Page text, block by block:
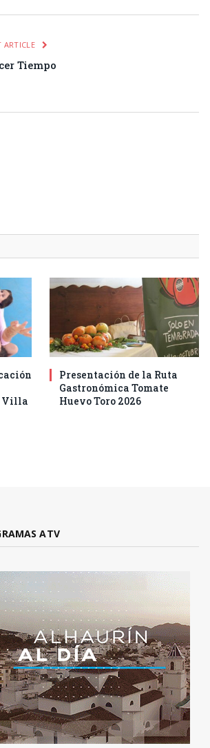
ARTICLE
Tiempo
Villa
Presentación de la Ruta
Gastronómica Tomate
Huevo Toro 2026
ATV